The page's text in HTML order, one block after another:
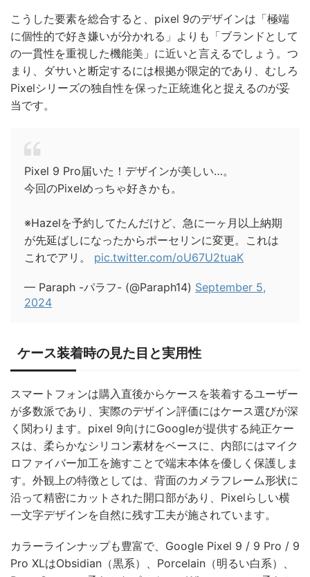
こうした要素を総合すると、pixel 9のデザインは「極端
に個性的で好き嫌いが分かれる」よりも「ブランドとして
の一貫性を重視した機能美」に近いと言えるでしょう。つ
まり、ダサいと断定するには根拠が限定的であり、むしろ
Pixelシリーズの独自性を保った正統進化と捉えるのが妥
当です。
Pixel 9 Pro届いた！デザインが美しい…。
今回のPixelめっちゃ好きかも。
※Hazelを予約してたんだけど、急に一ヶ月以上納期
が先延ばしになったからポーセリンに変更。これは
これでアリ。 pic.twitter.com/oU67U2tuaK
— Paraph -パラフ- (@Paraph14) September 5,
2024
ケース装着時の見た目と実用性
スマートフォンは購入直後からケースを装着するユーザー
が多数派であり、実際のデザイン評価にはケース選びが深
く関わります。pixel 9向けにGoogleが提供する純正ケー
スは、柔らかなシリコン素材をベースに、内部にはマイク
ロファイバー加工を施すことで端末本体を優しく保護しま
す。外観上の特徴としては、背面のカメラフレーム形状に
沿って精密にカットされた開口部があり、Pixelらしい横
一文字デザインを自然に残す工夫が施されています。
カラーラインナップも豊富で、Google Pixel 9 / 9 Pro / 9
Pro XLはObsidian（黒系）、Porcelain（明るい白系）、